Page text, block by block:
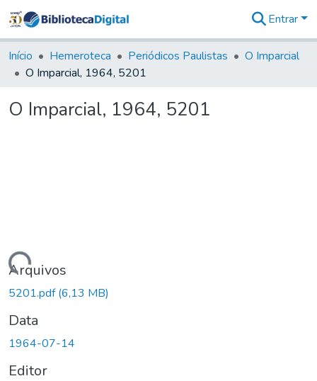
&
Coleções
Tudo na
Digital
Entrar
Início Hemeroteca Periódicos Paulistas
O Imparcial
O Imparcial, 1964, 5201
O Imparcial, 1964, 5201
Carregando...
Arquivos
5201.pdf(6,13 MB)
Data
1964-07-14
Editor